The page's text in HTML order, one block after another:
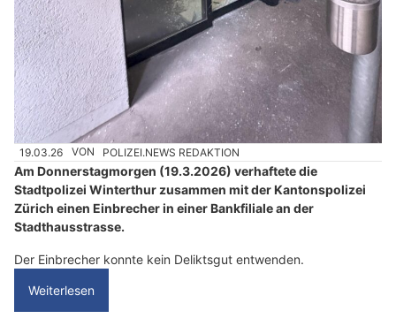
19.03.26 VON POLIZEI.NEWS REDAKTION
Am Donnerstagmorgen (19.3.2026) verhaftete die
Stadtpolizei Winterthur zusammen mit der Kantonspolizei
Zürich einen Einbrecher in einer Bankfiliale an der
Stadthausstrasse.
Der Einbrecher konnte kein Deliktsgut entwenden.
Weiterlesen